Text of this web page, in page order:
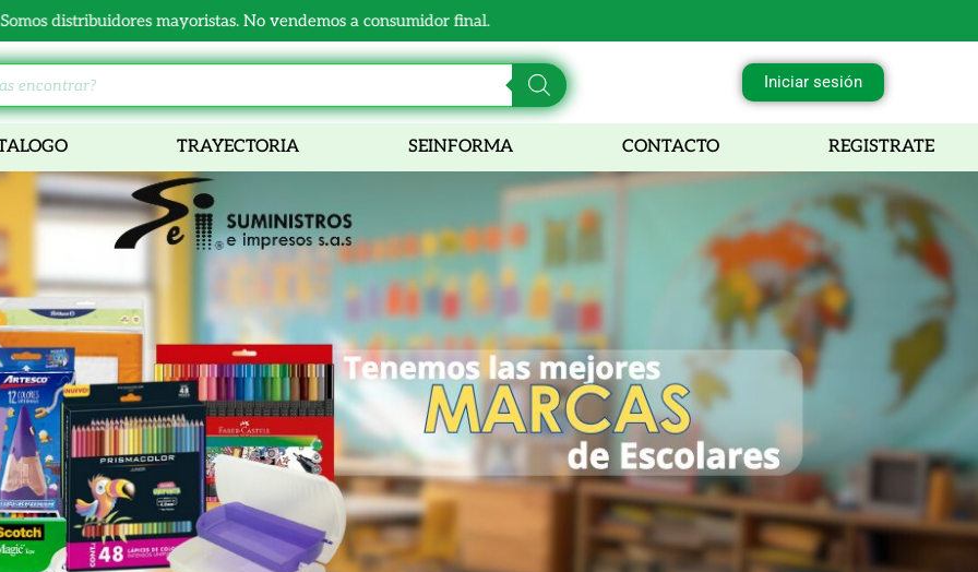
Somos distribuidores mayoristas. No vendemos a consumidor final.
Iniciar sesión
TRAYECTORIA SEINFORMA CONTACTO REGISTRATE